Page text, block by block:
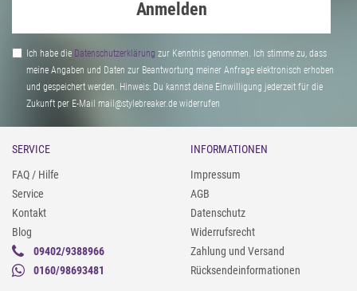
Anmelden
Ich habe die Daten­schutz­erklärung zur Kenntnis genommen. Ich stimme zu, dass
meine Angaben und Daten zur Beantwortung meiner Anfrage elektronisch erhoben
und gespeichert werden. Hinweis: Du kannst deine Einwilligung jederzeit für die
Zukunft per E-Mail mail@stylebreaker.de widerrufen
SERVICE
FAQ / Hilfe
Service
Kontakt
Blog
09402/9388966
0160/98693481
INFORMATIONEN
Impressum
AGB
Datenschutz
Widerrufsrecht
Zahlung und Versand
Rücksendeinformationen